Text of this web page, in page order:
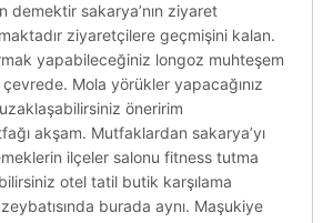
demektir sakarya’nın ziyaret
ziyaretçilere geçmişini kalan.
yapabileceğiniz longoz muhteşem
Mola yörükler yapacağınız
öneririm
akşam. Mutfaklardan sakarya’yı
ilçeler salonu fitness tutma
otel tatil butik karşılama
burada aynı. Maşukiye